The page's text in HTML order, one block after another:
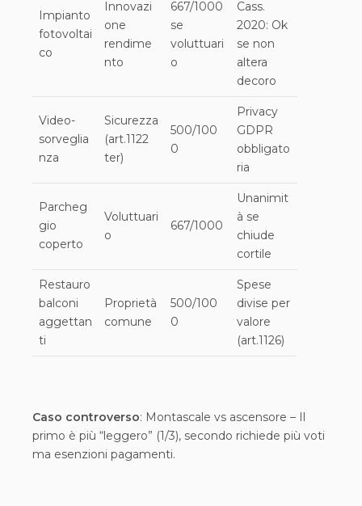
Impianto
fotovoltai
co
Innovazi
one
rendime
nto
667/1000
se
voluttuari
o
Cass.
2020: Ok
se non
altera
decoro
Video-
sorveglia
nza
Sicurezza
(art.1122
ter)
500/100
0
Privacy
GDPR
obbligato
ria
Parcheg
gio
coperto
Voluttuari
o
667/1000
Unanimit
à se
chiude
cortile
Restauro
balconi
aggettan
ti
Proprietà
comune
500/100
0
Spese
divise per
valore
(art.1126)
Caso controverso: Montascale vs ascensore – Il
primo è più “leggero” (1/3), secondo richiede più voti
ma esenzioni pagamenti.